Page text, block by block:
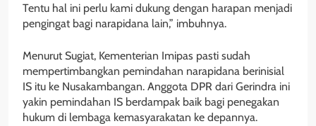
Tentu hal ini perlu kami dukung dengan harapan menjadi
pengingat bagi narapidana lain,” imbuhnya.
Menurut Sugiat, Kementerian Imipas pasti sudah
mempertimbangkan pemindahan narapidana berinisial
IS itu ke Nusakambangan. Anggota DPR dari Gerindra ini
yakin pemindahan IS berdampak baik bagi penegakan
hukum di lembaga kemasyarakatan ke depannya.